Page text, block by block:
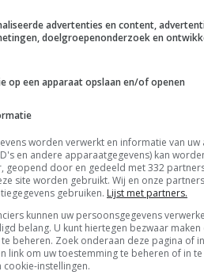
Belvaux |
Émilie
Jacob (Agnès
Jaar: 2016
advertenties en content,
doelgroepenonderzoek en
op een apparaat opslaan en/of openen
worden verwerkt en informatie van
en andere apparaatgegevens) kan
geopend door en gedeeld met 332
site worden gebruikt. Wij en onze
gebruiken. Lijst met partners.
kunnen uw persoonsgegevens
belang. U kunt hiertegen bezwaar
beheren. Zoek onderaan deze pagina of
link om uw toestemming te beheren of in
cookie-instellingen.